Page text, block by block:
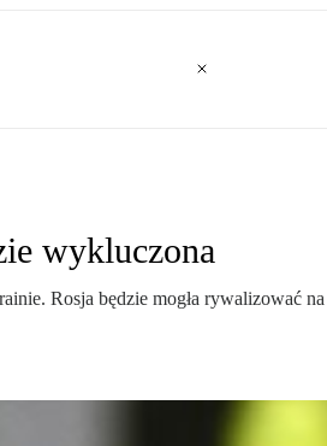
wykluczona
Rosja będzie mogła rywalizować